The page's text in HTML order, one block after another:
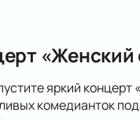
«Женский
яркий
комедианток